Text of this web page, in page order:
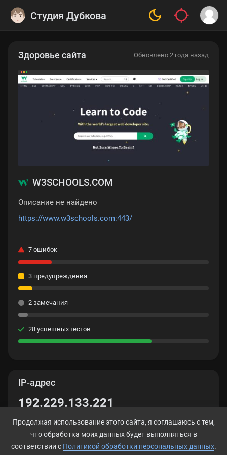
Студия Дубкова
IP-адрес
192.229.133.221
Здоровье сайта Обновлено 2 года назад
W3SCHOOLS.COM
Описание не найдено
https://www.w3schools.com:443/
7 ошибок
3 предупреждения
2 замечания
28 успешных тестов
Продолжая использование этого сайта, я соглашаюсь с тем,
что обработка моих данных будет выполняться в
соответствии с Политикой обработки персональных данных.